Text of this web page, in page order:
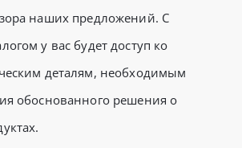
наших предложений. С
у вас будет доступ ко
деталям, необходимым
обоснованного решения о